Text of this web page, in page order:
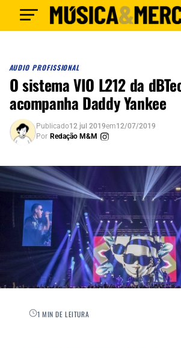
AUDIO PROFISSIONAL
O sistema VIO L212 da
acompanha Daddy Yankee
Publicado12 jul 2019em12/07/2019
Por Redação M&M
1 MIN DE LEITURA